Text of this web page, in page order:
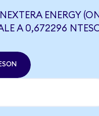
ENERGY
A 0,672296